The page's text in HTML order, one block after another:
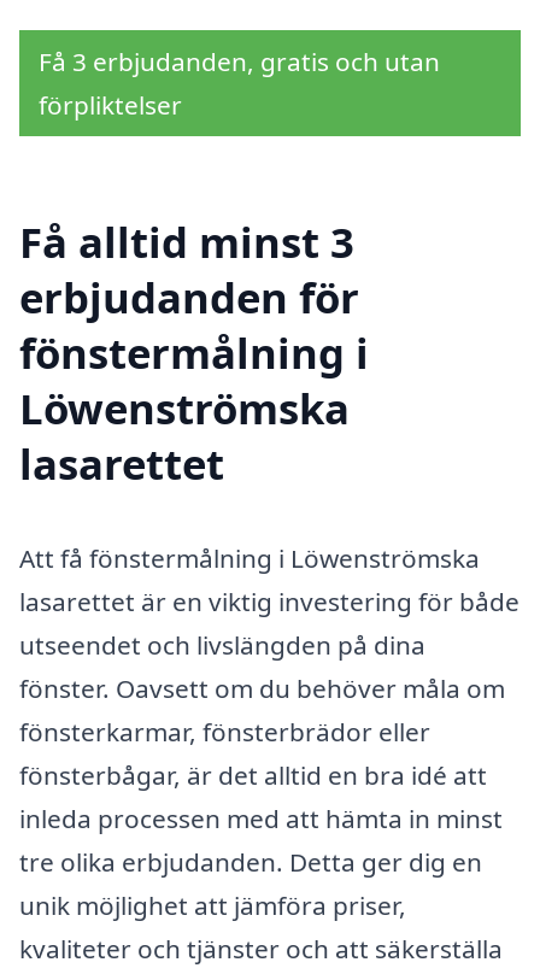
Få 3 erbjudanden, gratis och utan
förpliktelser
Få alltid minst 3
erbjudanden för
fönstermålning i
Löwenströmska
lasarettet
Att få fönstermålning i Löwenströmska
lasarettet är en viktig investering för både
utseendet och livslängden på dina
fönster. Oavsett om du behöver måla om
fönsterkarmar, fönsterbrädor eller
fönsterbågar, är det alltid en bra idé att
inleda processen med att hämta in minst
tre olika erbjudanden. Detta ger dig en
unik möjlighet att jämföra priser,
kvaliteter och tjänster och att säkerställa